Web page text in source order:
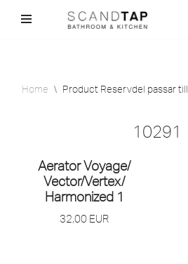
Home \ Product Reservdel passar till
10291
Aerator Voyage/
Vector/Vertex/
Harmonized 1
32,00 EUR